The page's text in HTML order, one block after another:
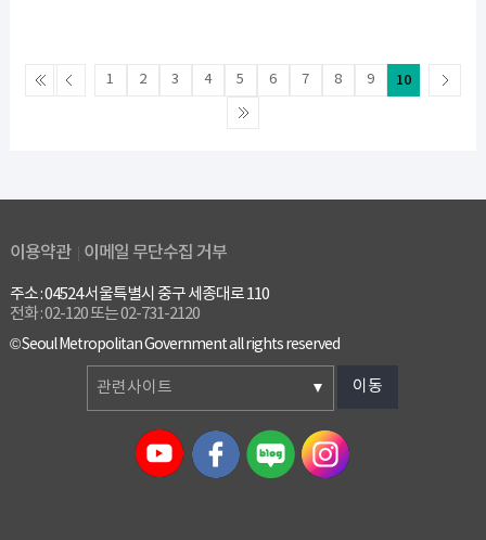
1 2 3 4 5 6 7 8 9 10
이용약관 이메일 무단수집 거부
주소 : 04524 서울특별시 중구 세종대로 110
전화 : 02-120 또는 02-731-2120
© Seoul Metropolitan Government all rights reserved
관련사이트 이동